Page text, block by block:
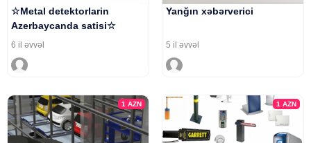
☆Metal detektorlarin
Azerbaycanda satisi☆
6 il əvvəl
Yanğın xəbərverici
5 il əvvəl
1AZN 1 AZN